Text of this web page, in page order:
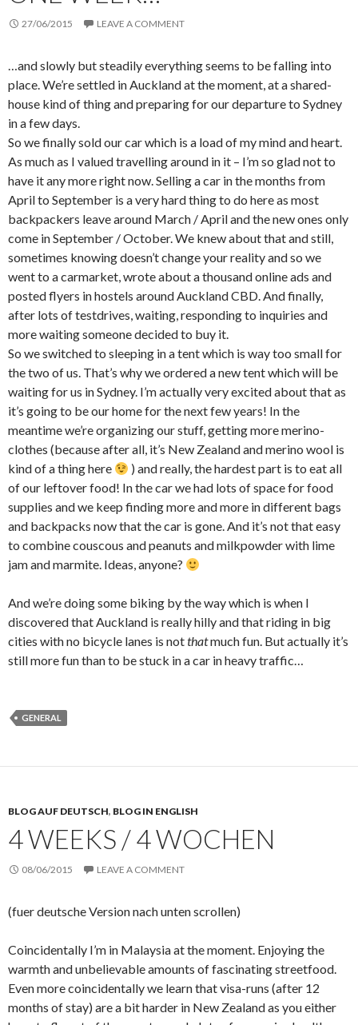
27/06/2015 LEAVE A COMMENT
…and slowly but steadily everything seems to be falling into
place. We’re settled in Auckland at the moment, at a shared-
house kind of thing and preparing for our departure to Sydney
in a few days.
So we finally sold our car which is a load of my mind and heart.
As much as I valued travelling around in it – I’m so glad not to
have it any more right now. Selling a car in the months from
April to September is a very hard thing to do here as most
backpackers leave around March / April and the new ones only
come in September / October. We knew about that and still,
sometimes knowing doesn’t change your reality and so we
went to a carmarket, wrote about a thousand online ads and
posted flyers in hostels around Auckland CBD. And finally,
after lots of testdrives, waiting, responding to inquiries and
more waiting someone decided to buy it.
So we switched to sleeping in a tent which is way too small for
the two of us. That’s why we ordered a new tent which will be
waiting for us in Sydney. I’m actually very excited about that as
it’s going to be our home for the next few years! In the
meantime we’re organizing our stuff, getting more merino-
clothes (because after all, it’s New Zealand and merino wool is
kind of a thing here
) and really, the hardest part is to eat all
of our leftover food! In the car we had lots of space for food
supplies and we keep finding more and more in different bags
and backpacks now that the car is gone. And it’s not that easy
to combine couscous and peanuts and milkpowder with lime
jam and marmite. Ideas, anyone?
And we’re doing some biking by the way which is when I
discovered that Auckland is really hilly and that riding in big
cities with no bicycle lanes is notthatmuch fun. But actually it’s
still more fun than to be stuck in a car in heavy traffic…
GENERAL
BLOG AUF DEUTSCH, BLOG IN ENGLISH
4 WEEKS / 4 WOCHEN
08/06/2015 LEAVE A COMMENT
(fuer deutsche Version nach unten scrollen)
Coincidentally I’m in Malaysia at the moment. Enjoying the
warmth and unbelievable amounts of fascinating streetfood.
Even more coincidentally we learn that visa-runs (after 12
months of stay) are a bit harder in New Zealand as you either